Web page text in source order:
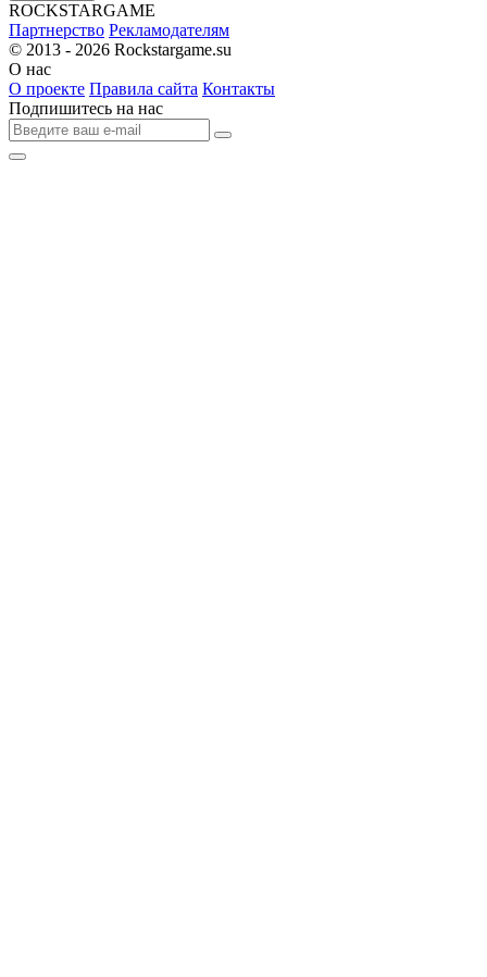
ROCKSTARGAME
Партнерство Рекламодателям
© 2013 - 2026 Rockstargame.su
О нас
О проекте Правила сайта Контакты
Подпишитесь на нас